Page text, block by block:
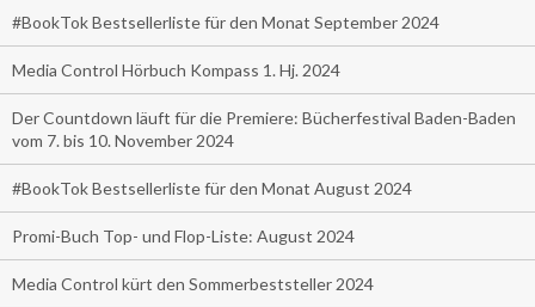
#BookTok Bestsellerliste für den Monat September 2024
Media Control Hörbuch Kompass 1. Hj. 2024
Der Countdown läuft für die Premiere: Bücherfestival Baden-Baden
vom 7. bis 10. November 2024
#BookTok Bestsellerliste für den Monat August 2024
Promi-Buch Top- und Flop-Liste: August 2024
Media Control kürt den Sommerbeststeller 2024